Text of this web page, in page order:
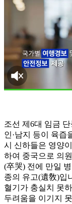
조선 제6대 임금
인·남지 등이 육즙
시 신하들은 영양
하여 중국으로 의
(卒哭) 전에 만일
종의 유고(遺敎)입
혈기가 충실치 못
두려움을 이기지